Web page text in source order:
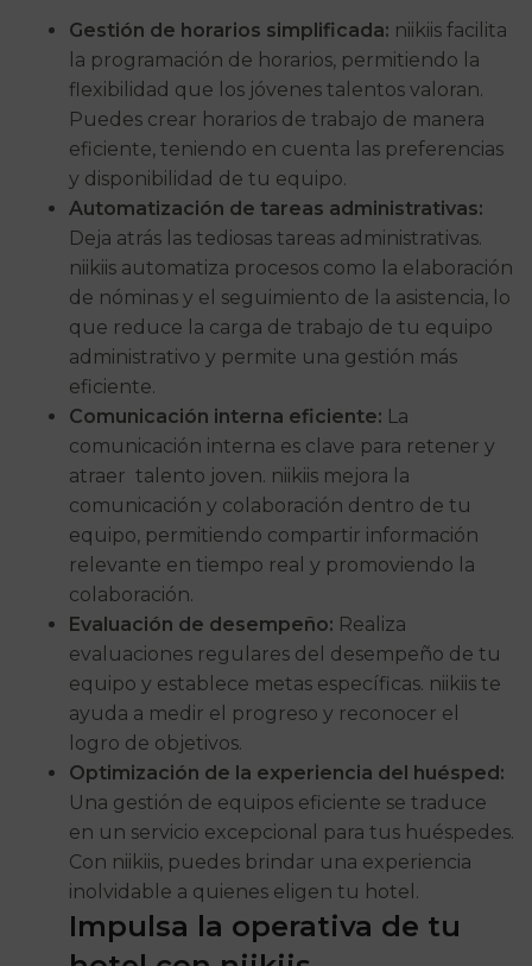
Gestión de horarios simplificada: niikiis facilita
la programación de horarios, permitiendo la
flexibilidad que los jóvenes talentos valoran.
Puedes crear horarios de trabajo de manera
eficiente, teniendo en cuenta las preferencias
y disponibilidad de tu equipo.
Automatización de tareas administrativas:
Deja atrás las tediosas tareas administrativas.
niikiis automatiza procesos como la elaboración
de nóminas y el seguimiento de la asistencia, lo
que reduce la carga de trabajo de tu equipo
administrativo y permite una gestión más
eficiente.
Comunicación interna eficiente: La
comunicación interna es clave para retener y
atraer talento joven. niikiis mejora la
comunicación y colaboración dentro de tu
equipo, permitiendo compartir información
relevante en tiempo real y promoviendo la
colaboración.
Evaluación de desempeño: Realiza
evaluaciones regulares del desempeño de tu
equipo y establece metas específicas. niikiis te
ayuda a medir el progreso y reconocer el
logro de objetivos.
Optimización de la experiencia del huésped:
Una gestión de equipos eficiente se traduce
en un servicio excepcional para tus huéspedes.
Con niikiis, puedes brindar una experiencia
inolvidable a quienes eligen tu hotel.
Impulsa la operativa de tu